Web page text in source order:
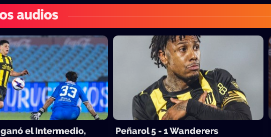
audios
el Intermedio,
Peñarol 5 - 1 Wanderers